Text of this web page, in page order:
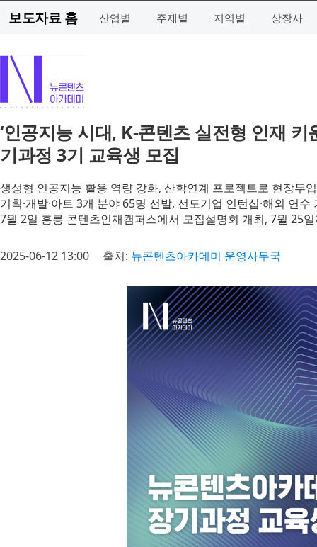
보도자료 홈 산업별 주제별 지역별 상장사
‘인공지능 시대, K-콘텐츠 실전형 인재
기과정 3기 교육생 모집
생성형 인공지능 활용 역량 강화, 산학연계 프로젝트로 현장투
기획·개발·아트 3개 분야 65명 선발, 선도기업 인턴십·해외 연수
7월 2일 홍릉 콘텐츠인재캠퍼스에서 모집설명회 개최, 7월 25
2025-06-12 13:00 출처: 뉴콘텐츠아카데미 운영사무국